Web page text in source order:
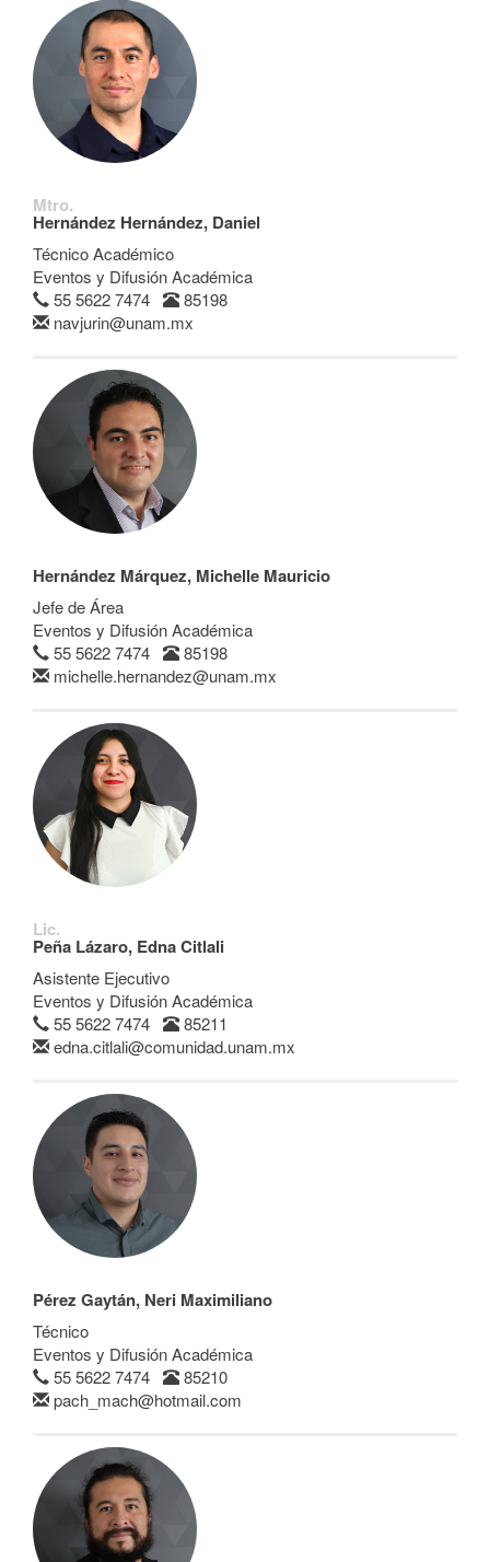
Mtro.
Hernández Hernández, Daniel
Técnico Académico
Eventos y Difusión Académica
55 5622 7474
85198
navjurin@unam.mx
Hernández Márquez, Michelle Mauricio
Jefe de Área
Eventos y Difusión Académica
55 5622 7474
85198
michelle.hernandez@unam.mx
Lic.
Peña Lázaro, Edna Citlali
Asistente Ejecutivo
Eventos y Difusión Académica
55 5622 7474
85211
edna.citlali@comunidad.unam.mx
Pérez Gaytán, Neri Maximiliano
Técnico
Eventos y Difusión Académica
55 5622 7474
85210
pach_mach@hotmail.com